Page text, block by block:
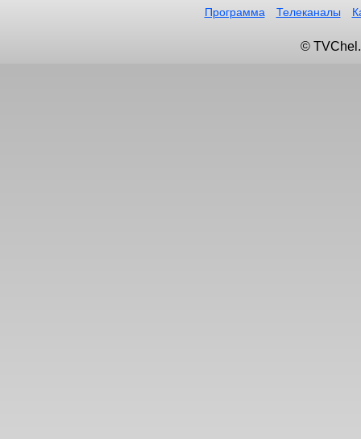
Программа Телеканалы
©